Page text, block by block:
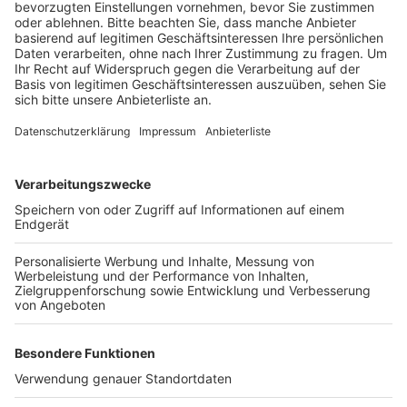
Veröffentlicht:Sonntag, 26.05.2019 12:30
Anzeige
Die Zigarettenreste enthalten giftige Stoffe und die
Deshalb will die Fraktion das Thema in den Rat bringen.
Sie fragt die Verwaltung, ob es Kontrollen und Strafen
gibt – und ob beides verstärkt werden kann. Möglich
wären auch höhere Bußgelder. Außerdem kann sich die
Fraktion Aufklärungsaktionen vorstellen.
Anzeige